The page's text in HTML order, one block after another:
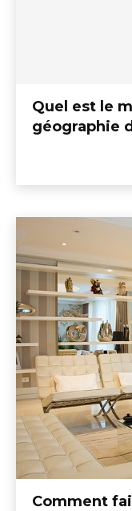
Quel est le
géographie
Comment